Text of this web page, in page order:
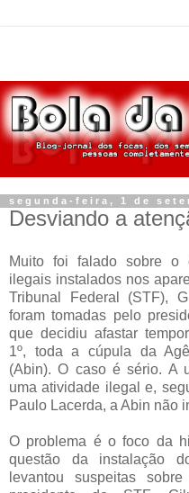
segunda-feira, 1 de
Desviando a
Muito foi falado sobre o
ilegais instalados nos
Tribunal Federal (STF),
foram tomadas pelo
que decidiu afastar
1º, toda a cúpula da
(Abin). O caso é sério. A
uma atividade ilegal e,
Paulo Lacerda, a Abin não
O problema é o foco da
questão da instalação
levantou suspeitas